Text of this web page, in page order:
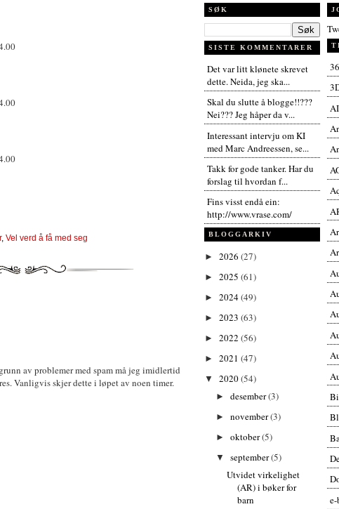
, Vel verd å få med seg
av problemer med spam må jeg imidlertid
Vanligvis skjer dette i løpet av noen timer.
SØK
SISTE KOMMENTARER
Det var litt klønete skrevet
dette. Neida, jeg ska...
Skal du slutte å blogge!!???
Nei??? Jeg håper da v...
Interessant intervju om KI
med Marc Andreessen, se...
Takk for gode tanker. Har du
forslag til hvordan f...
Fins visst endå ein:
http://www.vrase.com/
BLOGGARKIV
► 2026 (27)
► 2025 (61)
► 2024(49)
► 2023 (63)
► 2022 (56)
► 2021 (47)
▼ 2020(54)
► desember(3)
► november(3)
► oktober(5)
▼ september(5)
Utvidet virkelighet
(AR) i bøker for
barn
AI